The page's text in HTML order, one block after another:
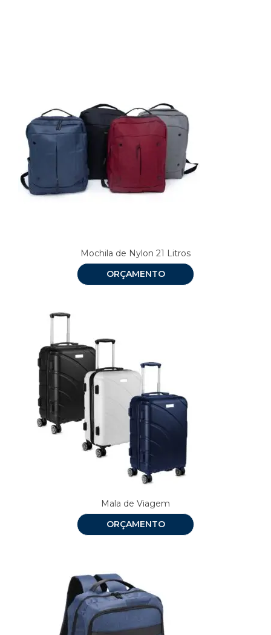
Mochila de Nylon 21 Litros
ORÇAMENTO
Mala de Viagem
ORÇAMENTO